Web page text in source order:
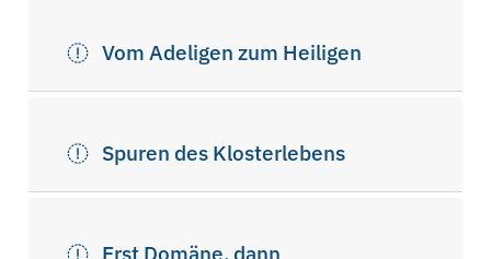
Vom Adeligen zum Heiligen
Spuren des Klosterlebens
Erst Domäne, dann